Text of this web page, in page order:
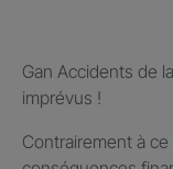
Gan Accidents de
imprévus !
Contrairement à